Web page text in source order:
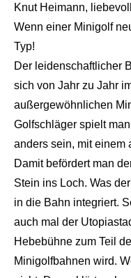
Knut Heimann,
Wenn einer Minigolf
Typ!
Der leidenschaftlicher
sich von Jahr zu Jahr
außergewöhnlichen
Golfschläger spielt
anders sein, mit einem
Damit befördert man
Stein ins Loch. Was
in die Bahn integriert.
auch mal der
Hebebühne zum Teil
Minigolfbahnen wird.